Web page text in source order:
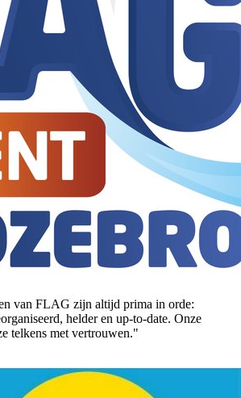
van FLAG zijn altijd prima in orde:
helder en up-to-date. Onze
telkens met vertrouwen."